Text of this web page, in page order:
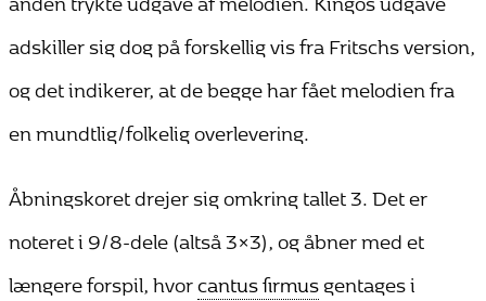
adskiller sig dog på forskellig vis fra Fritschs version,
og det indikerer, at de begge har fået melodien fra
en mundtlig/folkelig overlevering.
Åbningskoret drejer sig omkring tallet 3. Det er
noteret i 9/8-dele (altså 3×3), og åbner med et
længere forspil, hvorcantus firmusgentages i